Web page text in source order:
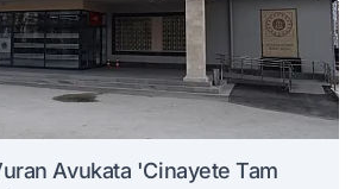
Avukata 'Cinayete Tam